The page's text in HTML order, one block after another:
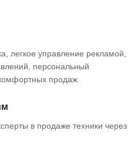
легкое управление рекламой,
персональный
продаж
в продаже техники через